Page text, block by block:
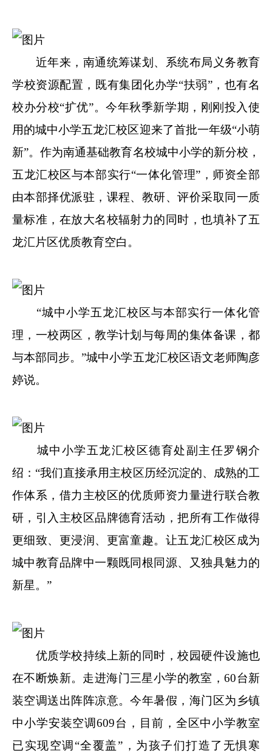
近年来，南通统筹谋划、系统布局义务教育
学校资源配置，既有集团化办学“扶弱”，也有名
校办分校“扩优”。今年秋季新学期，刚刚投入使
用的城中小学五龙汇校区迎来了首批一年级“小萌
新”。作为南通基础教育名校城中小学的新分校，
五龙汇校区与本部实行“一体化管理”，师资全部
由本部择优派驻，课程、教研、评价采取同一质
量标准，在放大名校辐射力的同时，也填补了五
龙汇片区优质教育空白。
“城中小学五龙汇校区与本部实行一体化管
理，一校两区，教学计划与每周的集体备课，都
与本部同步。”城中小学五龙汇校区语文老师陶彦
婷说。
城中小学五龙汇校区德育处副主任罗钢介
绍：“我们直接承用主校区历经沉淀的、成熟的工
作体系，借力主校区的优质师资力量进行联合教
研，引入主校区品牌德育活动，把所有工作做得
更细致、更浸润、更富童趣。让五龙汇校区成为
城中教育品牌中一颗既同根同源、又独具魅力的
新星。”
优质学校持续上新的同时，校园硬件设施也
在不断焕新。走进海门三星小学的教室，60台新
装空调送出阵阵凉意。今年暑假，海门区为乡镇
中小学安装空调609台，目前，全区中小学教室
已实现空调“全覆盖”，为孩子们打造了无惧寒